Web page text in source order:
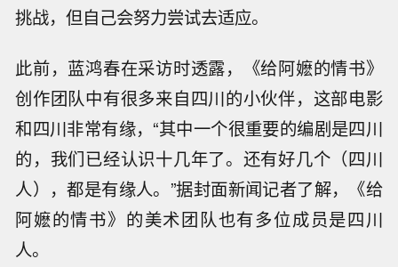
挑战，但自己会努力尝试去适应。
此前，蓝鸿春在采访时透露，《给阿嬷的情书》
创作团队中有很多来自四川的小伙伴，这部电影
和四川非常有缘，“其中一个很重要的编剧是四川
的，我们已经认识十几年了。还有好几个（四川
人），都是有缘人。”据封面新闻记者了解，《给
阿嬷的情书》的美术团队也有多位成员是四川
人。